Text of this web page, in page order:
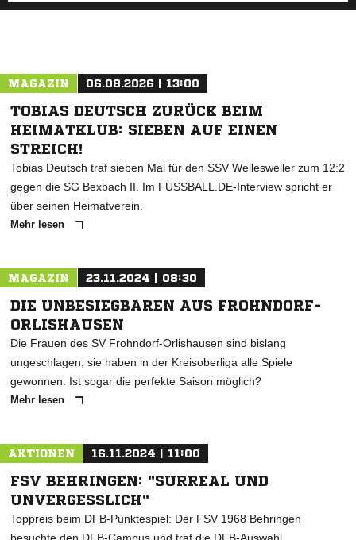
MAGAZIN 06.08.2026 | 13:00
TOBIAS DEUTSCH ZURÜCK BEIM
HEIMATKLUB: SIEBEN AUF EINEN
STREICH!
Tobias Deutsch traf sieben Mal für den SSV Wellesweiler zum 12:2
gegen die SG Bexbach II. Im FUSSBALL.DE-Interview spricht er
über seinen Heimatverein.
Mehr lesen
MAGAZIN 23.11.2024 | 08:30
DIE UNBESIEGBAREN AUS FROHNDORF-
ORLISHAUSEN
Die Frauen des SV Frohndorf-Orlishausen sind bislang
ungeschlagen, sie haben in der Kreisoberliga alle Spiele
gewonnen. Ist sogar die perfekte Saison möglich?
Mehr lesen
AKTIONEN 16.11.2024 | 11:00
FSV BEHRINGEN: "SURREAL UND
UNVERGESSLICH"
Toppreis beim DFB-Punktespiel: Der FSV 1968 Behringen